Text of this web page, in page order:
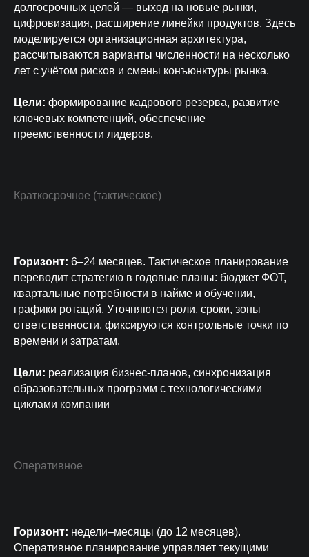
долгосрочных целей — выход на новые рынки,
цифровизация, расширение линейки продуктов. Здесь
моделируется организационная архитектура,
рассчитываются варианты численности на несколько
лет с учётом рисков и смены конъюнктуры рынка.
Цели: формирование кадрового резерва, развитие
ключевых компетенций, обеспечение
преемственности лидеров.
Краткосрочное (тактическое)
Горизонт: 6–24 месяцев. Тактическое планирование
переводит стратегию в годовые планы: бюджет ФОТ,
квартальные потребности в найме и обучении,
графики ротаций. Уточняются роли, сроки, зоны
ответственности, фиксируются контрольные точки по
времени и затратам.
Цели: реализация бизнес-планов, синхронизация
образовательных программ с технологическими
циклами компании
Оперативное
Горизонт: недели–месяцы (до 12 месяцев).
Оперативное планирование управляет текущими